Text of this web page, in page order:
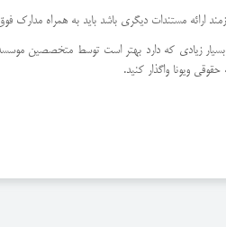
ارائه مستندات دیگری باشد باید به همراه مدارک
زیادی که دارد بهتر است توسط متخصصین موسسه
ویونا واگذار کنید.